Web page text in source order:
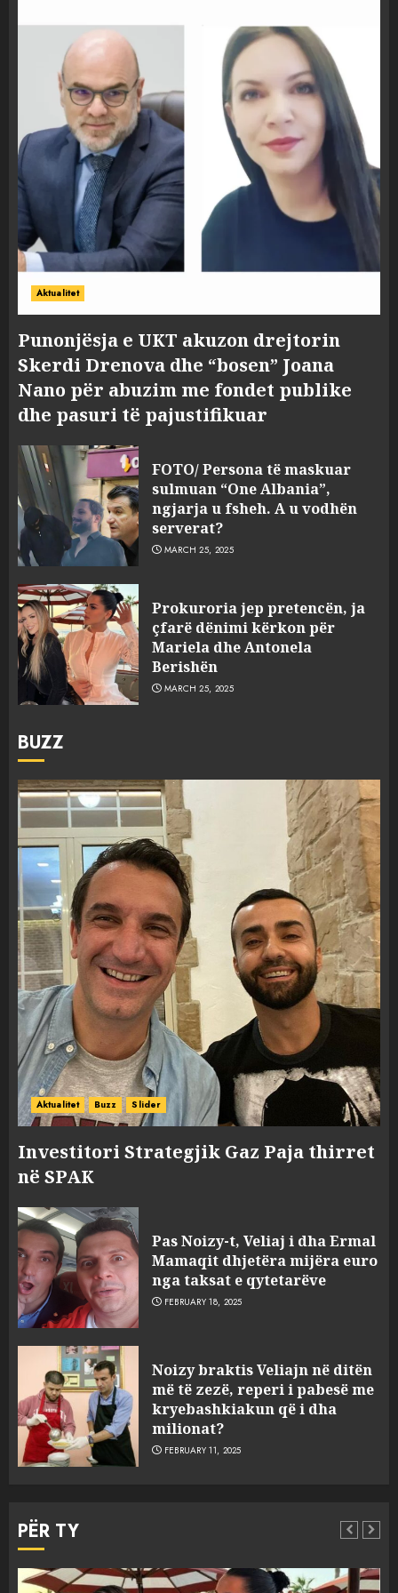
Aktualitet
Punonjësja e UKT akuzon drejtorin
Skerdi Drenova dhe “bosen” Joana
Nano për abuzim me fondet publike
dhe pasuri të pajustifikuar
FOTO/ Persona të maskuar
sulmuan “One Albania”,
ngjarja u fsheh. A u vodhën
serverat?
MARCH 25, 2025
Prokuroria jep pretencën, ja
çfarë dënimi kërkon për
Mariela dhe Antonela
Berishën
MARCH 25, 2025
BUZZ
Aktualitet Buzz Slider
Investitori Strategjik Gaz Paja thirret
në SPAK
Pas Noizy-t, Veliaj i dha Ermal
Mamaqit dhjetëra mijëra euro
nga taksat e qytetarëve
FEBRUARY 18, 2025
Noizy braktis Veliajn në ditën
më të zezë, reperi i pabesë me
kryebashkiakun që i dha
milionat?
FEBRUARY 11, 2025
PËR TY
3
sulmuan “One Albania”,
ngjarja u fsheh. A u vodhën
serverat?
MARCH 25, 2025
4 MARCH 25, 2025